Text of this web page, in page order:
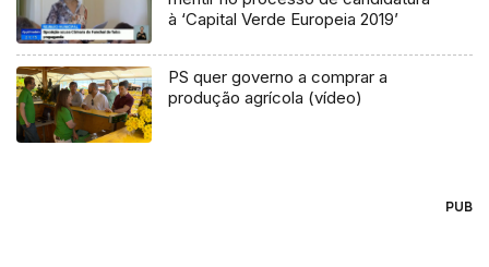
à ‘Capital Verde Europeia 2019’
PS quer governo a comprar a
produção agrícola (vídeo)
PUB